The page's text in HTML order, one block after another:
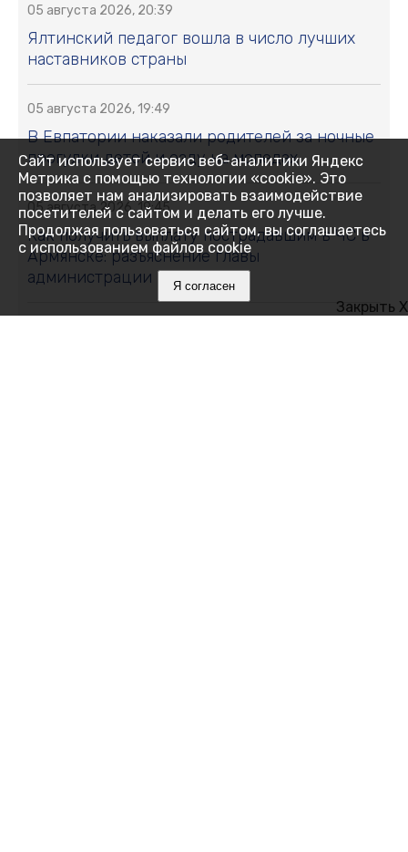
05 августа 2026, 20:39
Ялтинский педагог вошла в число лучших
наставников страны
05 августа 2026, 19:49
В Евпатории наказали родителей за ночные
прогулки детей и езду на мопедах
05 августа 2026, 19:45
Как получить выплату пострадавшим в ЧС в
Армянске: разъяснение главы
администрации города
Закрыть X
Сайт использует сервис веб-аналитики Яндекс
Метрика с помощью технологии «cookie». Это
позволяет нам анализировать взаимодействие
посетителей с сайтом и делать его лучше.
Продолжая пользоваться сайтом, вы соглашаетесь
с использованием файлов cookie
Я согласен